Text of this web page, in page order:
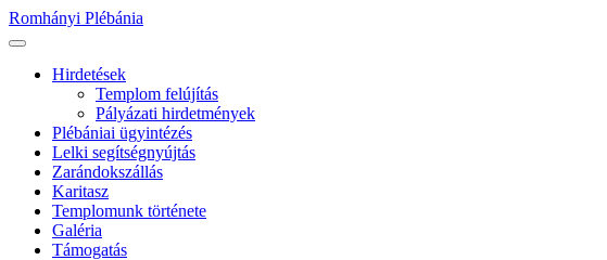
Ugrás
a
Romhányi Plébánia
Hirdetések
Templom felújítás
Pályázati hirdetmények
Plébániai ügyintézés
Lelki segítségnyújtás
Zarándokszállás
Karitasz
Templomunk története
Galéria
Támogatás